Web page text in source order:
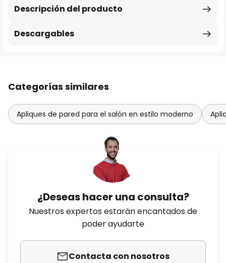
Descripción del producto
Descargables
Categorías similares
Apliques de pared para el salón en estilo moderno
¿Deseas hacer una consulta?
Nuestros expertos estarán encantados de
poder ayudarte
Contacta con nosotros